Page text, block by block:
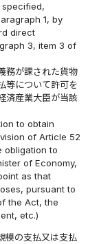
specified,
1, by
direct
3, item 3 of
務が課された貨物
等について許可を
済産業大臣が当該
to obtain
of Article 52
obligation to
of Economy,
as that
pursuant to
the Act, the
etc.)
模の支払又は支払